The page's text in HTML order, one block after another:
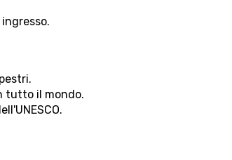
tutto il mondo.